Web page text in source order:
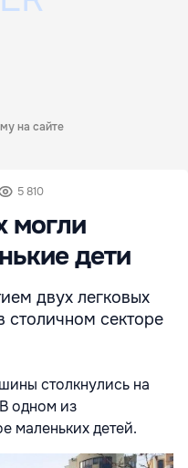
на сайте
5 810
могли
дети
двух легковых
столичном секторе
столкнулись на
одном из
маленьких детей.